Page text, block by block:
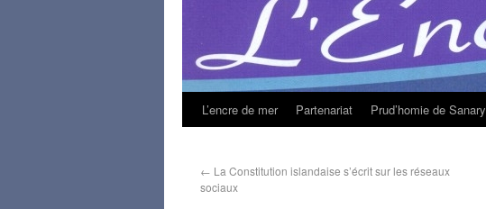
L’encre de mer Partenariat Prud’homie de Sanary
← La Constitution islandaise s’écrit sur les réseaux
sociaux